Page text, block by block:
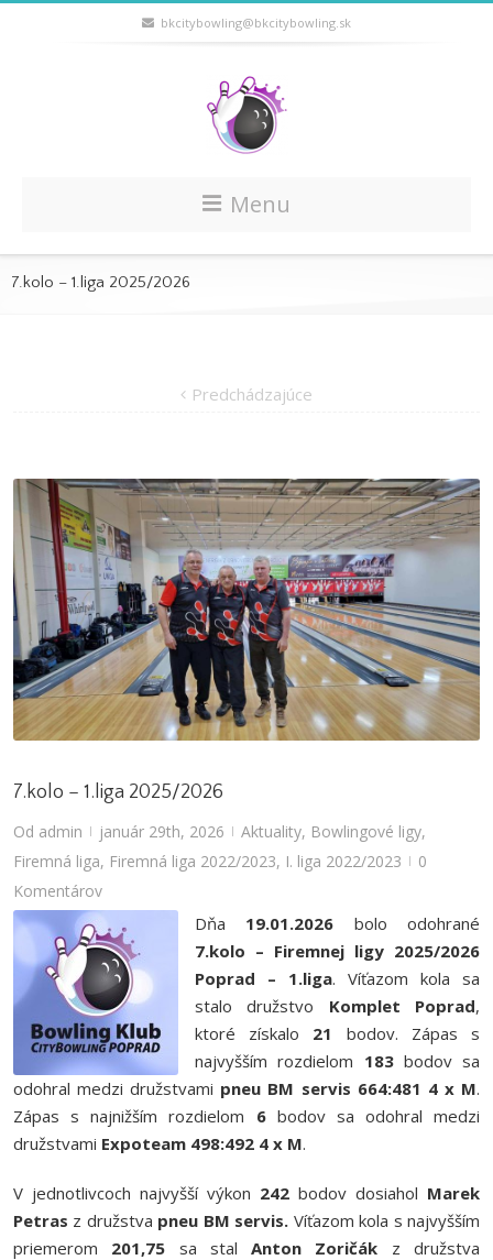
bkcitybowling@bkcitybowling.sk
Menu
7.kolo – 1.liga 2025/2026
Predchádzajúce
7.kolo – 1.liga 2025/2026
Od admin | január 29th, 2026 | Aktuality, Bowlingové ligy,
Firemná liga, Firemná liga 2022/2023, I. liga 2022/2023 |
0
Komentárov
Dňa 19.01.2026 bolo odohrané
7.kolo – Firemnej ligy 2025/2026
Poprad – 1.liga. Víťazom kola sa
stalo družstvo Komplet Poprad,
ktoré získalo 21
bodov. Zápas s
najvyšším rozdielom 183bodov sa
odohral medzi družstvami pneu BM servis 664:481 4 x M.
Zápas s najnižším rozdielom 6bodov sa odohral medzi
družstvami Expoteam 498:492 4 x M.
V jednotlivcoch najvyšší výkon 242 bodov dosiahol Marek
Petras z družstva pneu BM servis. Víťazom kola s najvyšším
priemerom 201,75 sa stal Anton Zoričák z družstva